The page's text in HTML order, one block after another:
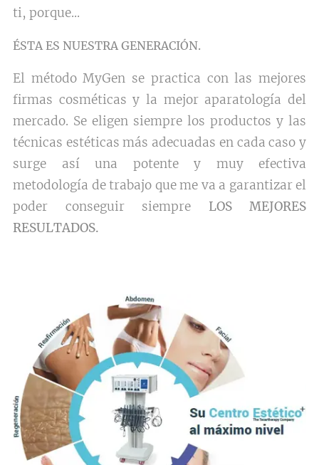
ti, porque...
ÉSTA ES NUESTRA GENERACIÓN.
El método MyGen se practica con las mejores
firmas cosméticas y la mejor aparatología del
mercado. Se eligen siempre los productos y las
técnicas estéticas más adecuadas en cada caso y
surge así una potente y muy efectiva
metodología de trabajo que me va a garantizar el
poder conseguir siempre LOS MEJORES
RESULTADOS.